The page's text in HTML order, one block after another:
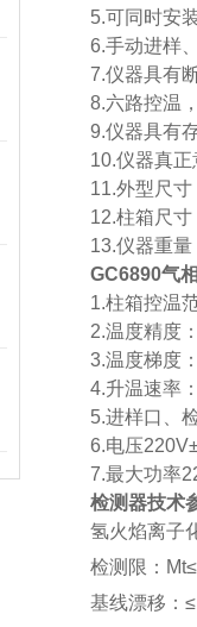
5.可同时安
6.手动进样
7.仪器具有
8.六路控温
9.仪器具有
10.仪器真正
11.外型尺寸
12.柱箱尺寸
13.仪器重量
GC6890气
1.柱箱控温
2.温度精度
3.温度梯度
4.升温速率
5.进样口、
6.电压
7.最大功率
检测器技术
氢火焰离子
检测限 ：Mt≤
基线漂移：